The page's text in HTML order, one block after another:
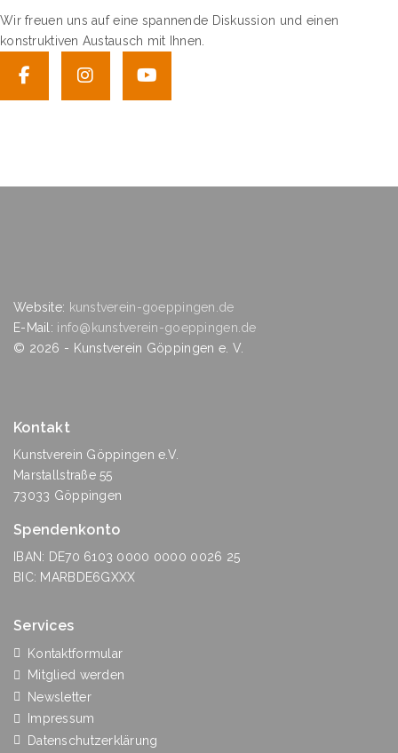
Wir freuen uns auf eine spannende Diskussion und einen
konstruktiven Austausch mit Ihnen.
Website: kunstverein-goeppingen.de
E-Mail: info@kunstverein-goeppingen.de
© 2026 - Kunstverein Göppingen e. V.
Kontakt
Kunstverein Göppingen e.V.
Marstallstraße 55
73033 Göppingen
Spendenkonto
IBAN: DE70 6103 0000 0000 0026 25
BIC: MARBDE6GXXX
Services
Kontaktformular
Mitglied werden
Newsletter
Impressum
Datenschutzerklärung